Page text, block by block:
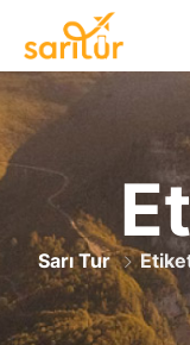
Sarı Tur